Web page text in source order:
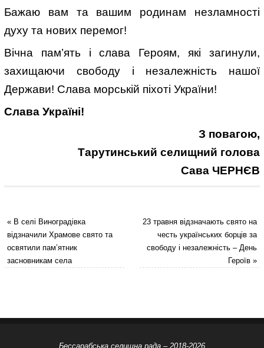
Бажаю вам та вашим родинам незламності
духу та нових перемог!
Вічна пам’ять і слава Героям, які загинули,
захищаючи свободу і незалежність нашої
Держави! Слава морській піхоті України!
Слава Україні!
З повагою,
Тарутинський селищний голова
Сава ЧЕРНЄВ
«В селі Виноградівка
відзначили Храмове свято та
освятили пам’ятник
засновникам села
23 травня відзначають свято на
честь українських борців за
свободу і незалежність – День
Героїв»
Бессарабська селищна рада – 2018-2026